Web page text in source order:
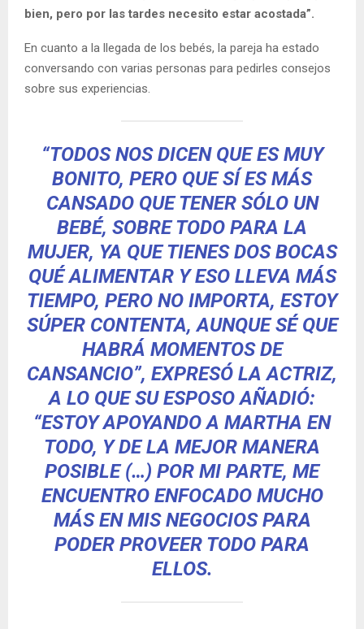
bien, pero por las tardes necesito estar acostada”.
En cuanto a la llegada de los bebés, la pareja ha estado
conversando con varias personas para pedirles consejos
sobre sus experiencias.
“TODOS NOS DICEN QUE ES MUY
BONITO, PERO QUE SÍ ES MÁS
CANSADO QUE TENER SÓLO UN
BEBÉ, SOBRE TODO PARA LA
MUJER, YA QUE TIENES DOS BOCAS
QUÉ ALIMENTAR Y ESO LLEVA MÁS
TIEMPO, PERO NO IMPORTA, ESTOY
SÚPER CONTENTA, AUNQUE SÉ QUE
HABRÁ MOMENTOS DE
CANSANCIO”, EXPRESÓ LA ACTRIZ,
A LO QUE SU ESPOSO AÑADIÓ:
“ESTOY APOYANDO A MARTHA EN
TODO, Y DE LA MEJOR MANERA
POSIBLE (…) POR MI PARTE, ME
ENCUENTRO ENFOCADO MUCHO
MÁS EN MIS NEGOCIOS PARA
PODER PROVEER TODO PARA
ELLOS.